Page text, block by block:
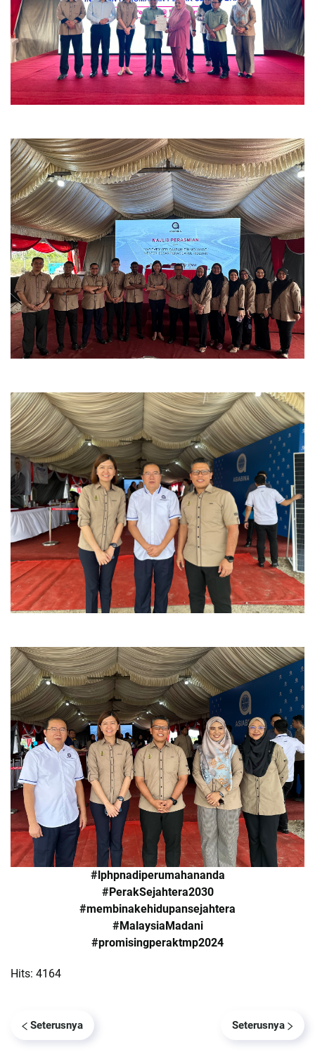
#lphpnadiperumahananda
#PerakSejahtera2030
#membinakehidupansejahtera
#MalaysiaMadani
#promisingperaktmp2024
Hits: 4164
Seterusnya Seterusnya